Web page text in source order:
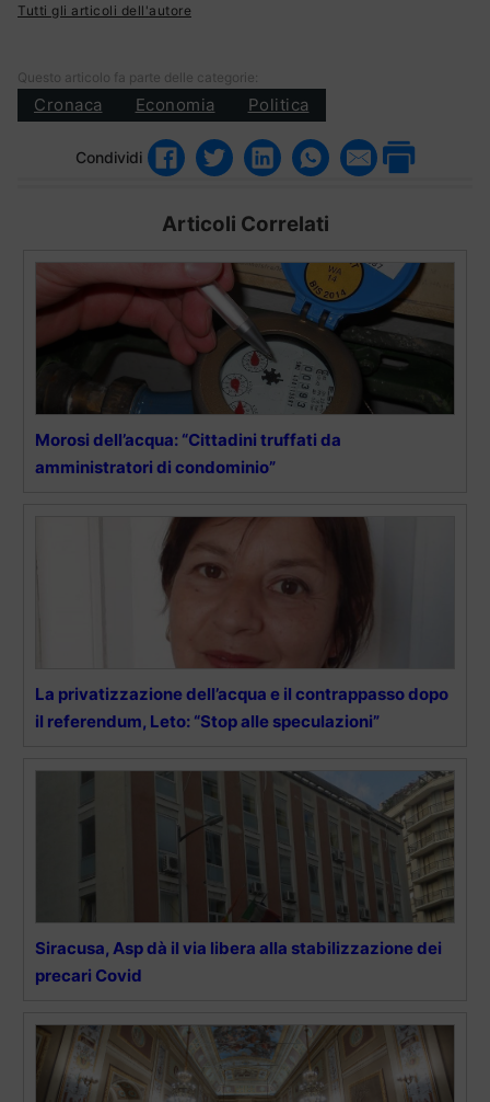
Tutti gli articoli dell'autore
Questo articolo fa parte delle categorie:
Cronaca Economia Politica
Condividi
Articoli Correlati
Morosi dell’acqua: “Cittadini truffati da
amministratori di condominio”
La privatizzazione dell’acqua e il contrappasso dopo
il referendum, Leto: “Stop alle speculazioni”
Siracusa, Asp dà il via libera alla stabilizzazione dei
precari Covid